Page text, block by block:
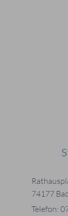
74177
Telefon: